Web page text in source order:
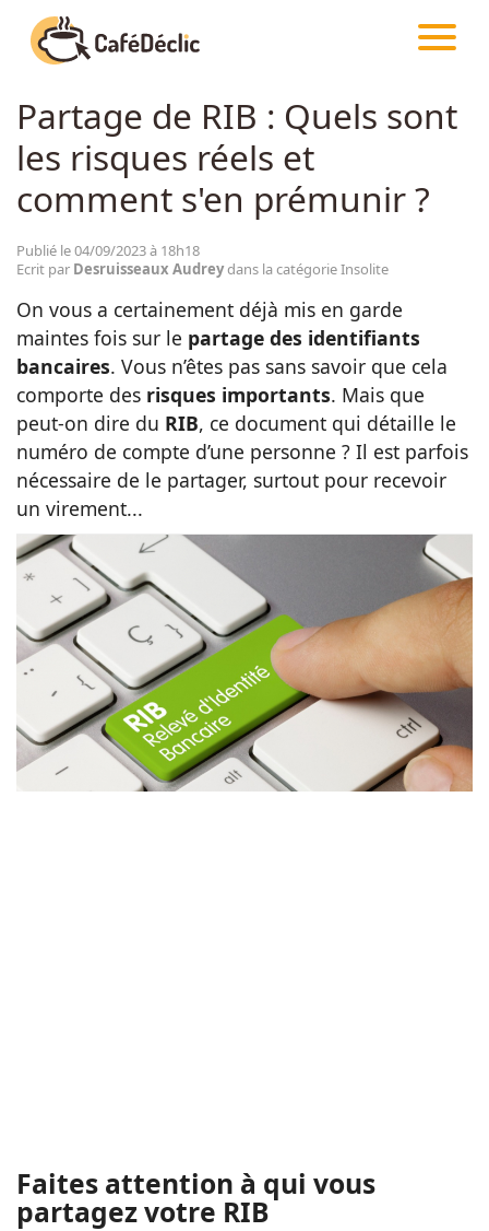
Créativité
Divertissement
Insolite
Emotion
Famille
Santé
CAFÉDÉCLIC ARTICLES INSOLITE
Partage de RIB : Quels sont
les risques réels et
comment s'en prémunir ?
Publié le 04/09/2023 à 18h18
Ecrit par Desruisseaux Audreydans la catégorie Insolite
On vous a certainement déjà mis en garde
maintes fois sur le partage des identifiants
bancaires. Vous n’êtes pas sans savoir que cela
comporte des risques importants. Mais que
peut-on dire du RIB, ce document qui détaille le
numéro de compte d’une personne ? Il est parfois
nécessaire de le partager, surtout pour recevoir
un virement...
Faites attention à qui vous
partagez votre RIB